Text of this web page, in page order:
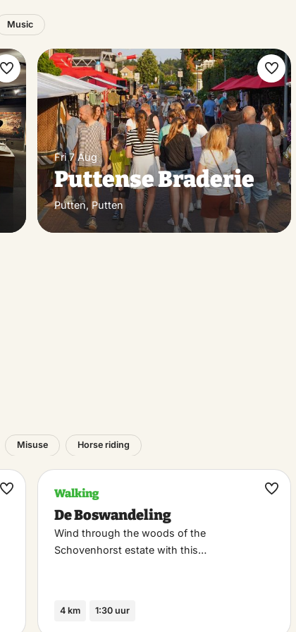
Music
Make
favorite
Fri 7 Aug
Puttense Braderie
Putten, Putten
Misuse Horse riding
Maak
Walking
De Boswandeling
Wind through the woods of the
Schovenhorst estate with this…
4 km 1:30 uur
Maak